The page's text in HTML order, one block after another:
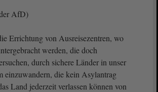
AfD)
Errichtung von Ausreisezentren, wo
werden, die doch
durch sichere Länder in unser
einzuwandern, die kein Asylantrag
Land jederzeit verlassen können von